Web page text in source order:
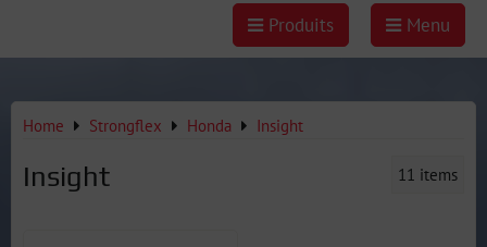
Produits Menu
Home Strongflex Honda Insight
Insight 11 items